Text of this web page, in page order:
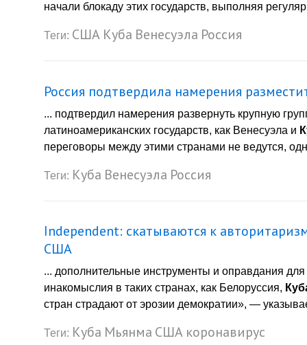
начали блокаду этих государств, выполняя
Теги: США Куба Венесуэла Россия
Россия подтвердила намерения
... подтвердил намерения развернуть крупную
латиноамериканских государств, как Венесуэла и
переговоры между этими странами не ведутся,
Теги: Куба Венесуэла Россия
Independent: скатываются к
США
... дополнительные инструменты и оправдания
инакомыслия в таких странах, как Белоруссия,
стран страдают от эрозии демократии», —
Теги: Куба Мьянма США коронавирус